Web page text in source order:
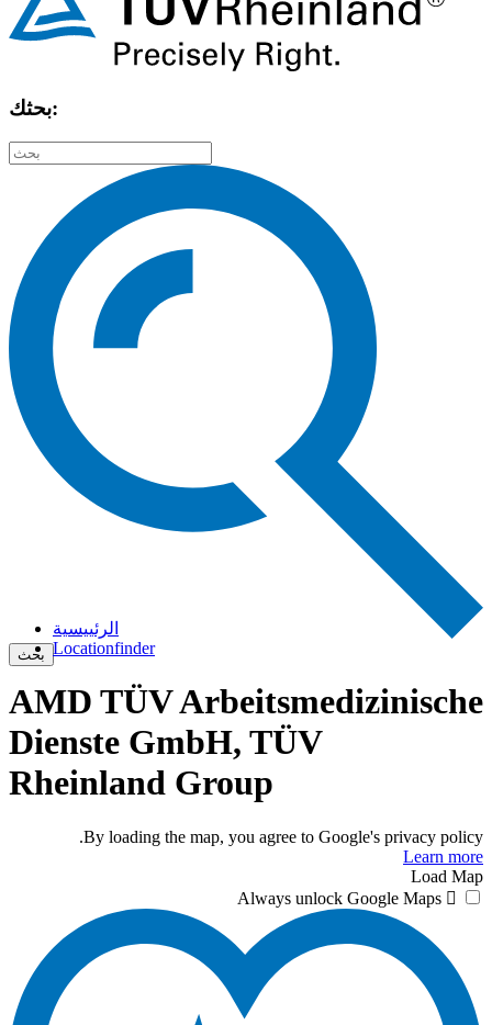
بحثك:
بحث
الرئييسية
Locationfinder
AMD TÜV Arbeitsmedizinische
Dienste GmbH, TÜV
Rheinland Group
By loading the map, you agree to Google's privacy policy.
Learn more
Load Map
Always unlock Google Maps